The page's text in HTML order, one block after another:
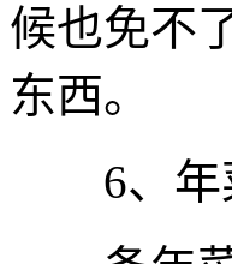
候也免不
东西。
6、年